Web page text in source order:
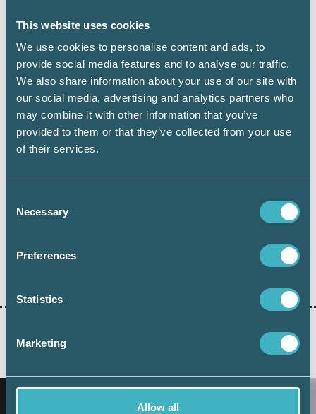
This website uses cookies
We use cookies to personalise content and ads, to
provide social media features and to analyse our traffic.
We also share information about your use of our site with
our social media, advertising and analytics partners who
may combine it with other information that you’ve
provided to them or that they’ve collected from your use
of their services.
Selection
Necessary
Preferences
Statistics
Marketing
Allow all
Håkan Edvardsson
AUKTORISATION
AUKTORISERAD REDOVISNINGSKONSULT